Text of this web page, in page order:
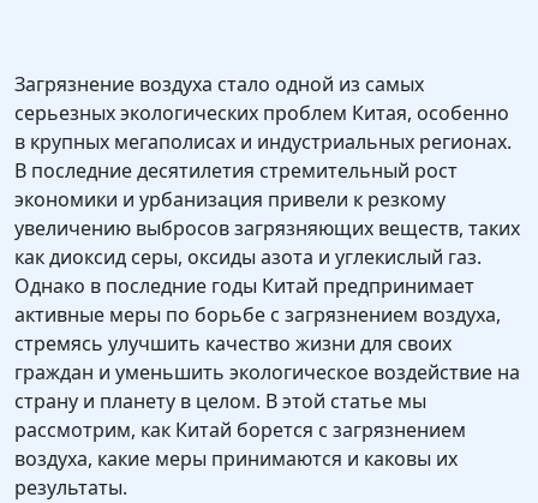
Загрязнение воздуха стало одной из самых
серьезных экологических проблем Китая, особенно
в крупных мегаполисах и индустриальных регионах.
В последние десятилетия стремительный рост
экономики и урбанизация привели к резкому
увеличению выбросов загрязняющих веществ, таких
как диоксид серы, оксиды азота и углекислый газ.
Однако в последние годы Китай предпринимает
активные меры по борьбе с загрязнением воздуха,
стремясь улучшить качество жизни для своих
граждан и уменьшить экологическое воздействие на
страну и планету в целом. В этой статье мы
рассмотрим, как Китай борется с загрязнением
воздуха, какие меры принимаются и каковы их
результаты.